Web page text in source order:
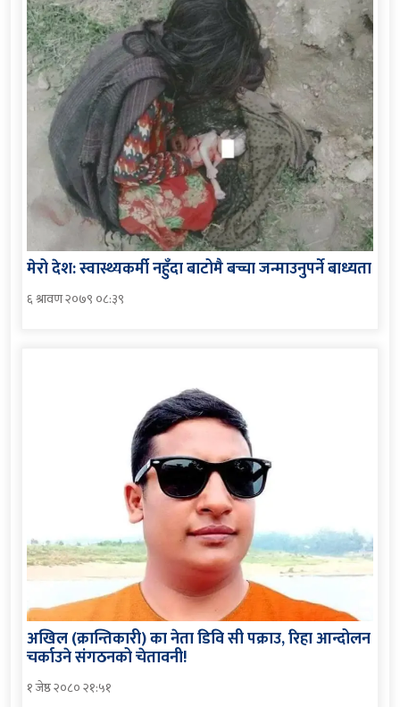
मेरो देश: स्वास्थ्यकर्मी नहुँदा बाटोमै बच्चा जन्माउनुपर्ने बाध्यता
६ श्रावण २०७९ ०८:३९
अखिल (क्रान्तिकारी) का नेता डिवि सी पक्राउ, रिहा आन्दोलन
चर्काउने संगठनको चेतावनी!
१ जेष्ठ २०८० २१:५१